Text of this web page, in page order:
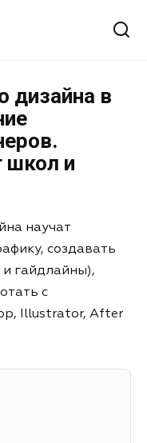
дизайна в
школ и
научат
создавать
гайдлайны),
с
Illustrator, After